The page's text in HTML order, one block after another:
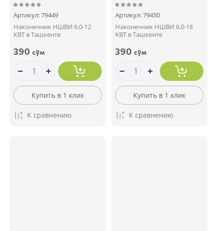
Артикул:79449
Наконечник НШВИ 6,0-12
КВТ в Ташкенте
390 сўм
Купить в 1 клик
К сравнению
Артикул:79450
Наконечник НШВИ 6,0-18
КВТ в Ташкенте
390 сўм
Купить в 1 клик
К сравнению